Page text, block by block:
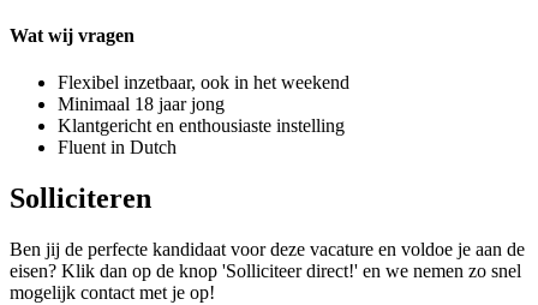
Wat wij vragen
Flexibel inzetbaar, ook in het weekend
Minimaal 18 jaar jong
Klantgericht en enthousiaste instelling
Fluent in Dutch
Solliciteren
Ben jij de perfecte kandidaat voor deze vacature en voldoe je aan de
eisen? Klik dan op de knop 'Solliciteer direct!' en we nemen zo snel
mogelijk contact met je op!